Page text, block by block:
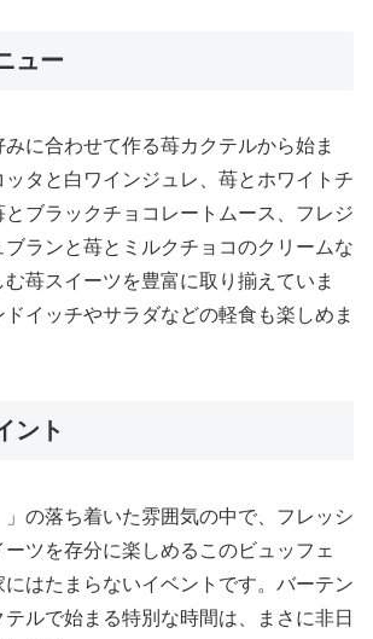
ュー
に合わせて作る苺カクテルから始ま
ッタと白ワインジュレ、苺とホワイトチ
とブラックチョコレートムース、フレジ
ブランと苺とミルクチョコのクリームな
苺スイーツを豊富に取り揃えていま
イッチやサラダなどの軽食も楽しめま
ント
」の落ち着いた雰囲気の中で、フレッシ
ーツを存分に楽しめるこのビュッフェ
はたまらないイベントです。バーテン
ルで始まる特別な時間は、まさに非日